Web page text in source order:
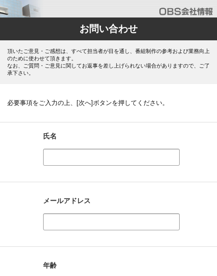
お問い合わせ
頂いたご意見・ご感想は、すべて担当者が目を通し、番組制作の参考および業務向上
のために使わせて頂きます。
なお、ご質問・ご意見に関してお返事を差し上げられない場合がありますので、ご了
承下さい。
必要事項をご入力の上、[次へ]ボタンを押してください。
氏名
メールアドレス
年齢